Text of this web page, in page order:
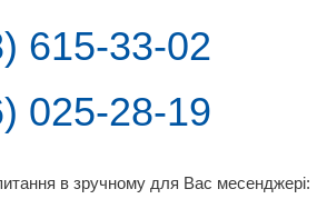
615-33-02
025-28-19
в зручному для Вас месенджері: